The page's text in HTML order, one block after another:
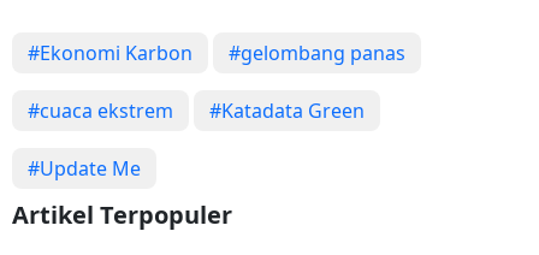
#Ekonomi Karbon #gelombang panas
#cuaca ekstrem #Katadata Green
#Update Me
Artikel Terpopuler